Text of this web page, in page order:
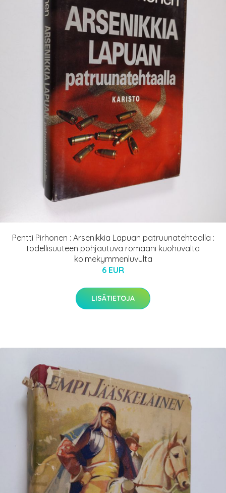
Pentti Pirhonen : Arsenikkia Lapuan patruunatehtaalla :
todellisuuteen pohjautuva romaani kuohuvalta
kolmekymmenluvulta
6 EUR
LISÄTIETOJA